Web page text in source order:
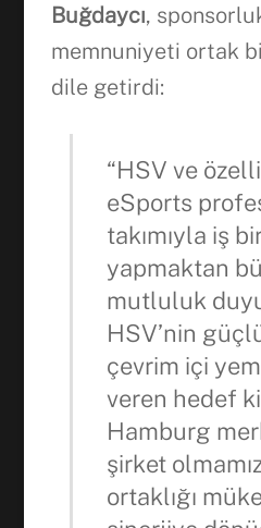
Buğdaycı,
memnuniyeti ortak
dile getirdi:
“HSV ve
eSports
takımıyla iş
yapmaktan
mutluluk
HSV’nin
çevrim içi
veren hedef
Hamburg
şirket
ortaklığı